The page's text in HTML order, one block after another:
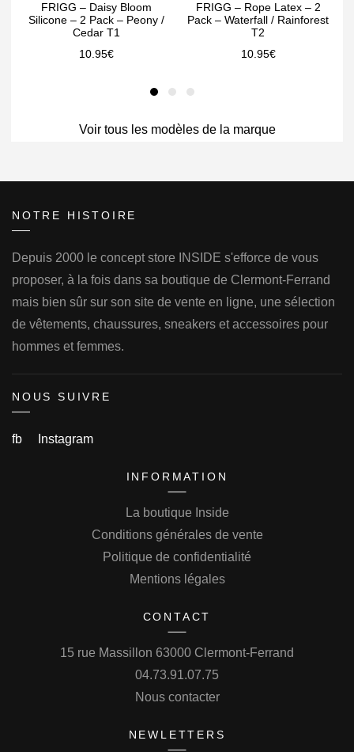
FRIGG – Daisy Bloom
Silicone – 2 Pack – Peony /
Cedar T1
10.95€
FRIGG – Rope Latex – 2
Pack – Waterfall / Rainforest
T2
10.95€
Voir tous les modèles de la marque
NOTRE HISTOIRE
Depuis 2000 le concept store INSIDE s'efforce de vous
proposer, à la fois dans sa boutique de Clermont-Ferrand
mais bien sûr sur son site de vente en ligne, une sélection
de vêtements, chaussures, sneakers et accessoires pour
hommes et femmes.
NOUS SUIVRE
fb Instagram
INFORMATION
La boutique Inside
Conditions générales de vente
Politique de confidentialité
Mentions légales
CONTACT
15 rue Massillon 63000 Clermont-Ferrand
04.73.91.07.75
Nous contacter
NEWLETTERS